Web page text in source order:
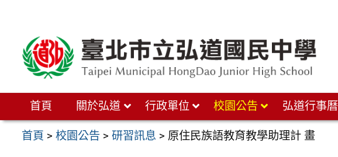
首頁 關於弘道 行政單位 校園公告 弘道行事曆
首頁 >校園公告 >研習訊息 > 原住民族語教育教學助理計 畫